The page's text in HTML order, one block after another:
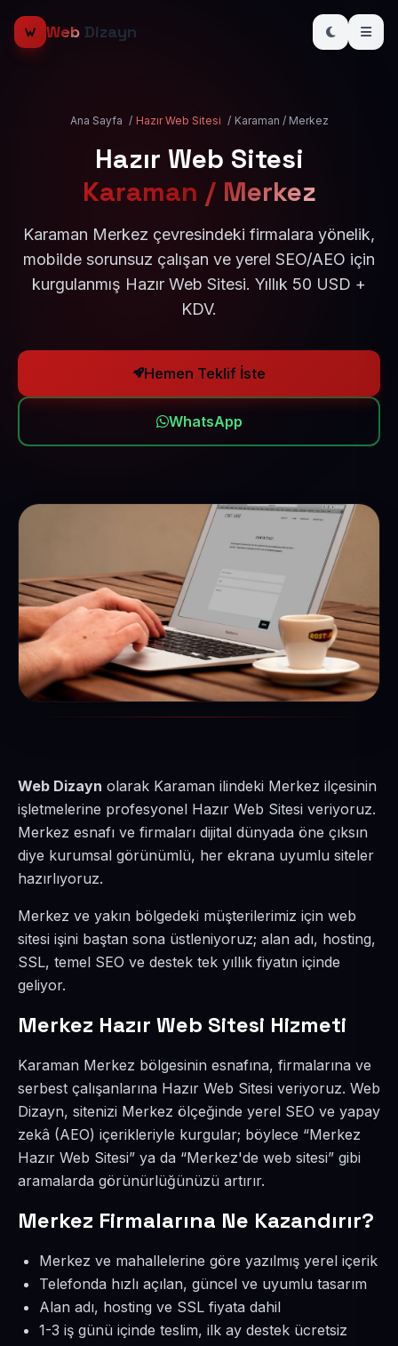
Web Dizayn
Ana Sayfa / Hazır Web Sitesi / Karaman / Merkez
Hazır Web Sitesi
Karaman / Merkez
Karaman Merkez çevresindeki firmalara yönelik,
mobilde sorunsuz çalışan ve yerel SEO/AEO için
kurgulanmış Hazır Web Sitesi. Yıllık 50 USD +
KDV.
Hemen Teklif İste
WhatsApp
Web Dizayn olarak Karaman ilindeki Merkez ilçesinin
işletmelerine profesyonel Hazır Web Sitesi veriyoruz.
Merkez esnafı ve firmaları dijital dünyada öne çıksın
diye kurumsal görünümlü, her ekrana uyumlu siteler
hazırlıyoruz.
Merkez ve yakın bölgedeki müşterilerimiz için web
sitesi işini baştan sona üstleniyoruz; alan adı, hosting,
SSL, temel SEO ve destek tek yıllık fiyatın içinde
geliyor.
Merkez Hazır Web Sitesi Hizmeti
Karaman Merkez bölgesinin esnafına, firmalarına ve
serbest çalışanlarına Hazır Web Sitesi veriyoruz. Web
Dizayn, sitenizi Merkez ölçeğinde yerel SEO ve yapay
zekâ (AEO) içerikleriyle kurgular; böylece “Merkez
Hazır Web Sitesi” ya da “Merkez'de web sitesi” gibi
aramalarda görünürlüğünüzü artırır.
Merkez Firmalarına Ne Kazandırır?
Merkez ve mahallelerine göre yazılmış yerel içerik
Telefonda hızlı açılan, güncel ve uyumlu tasarım
Alan adı, hosting ve SSL fiyata dahil
1-3 iş günü içinde teslim, ilk ay destek ücretsiz